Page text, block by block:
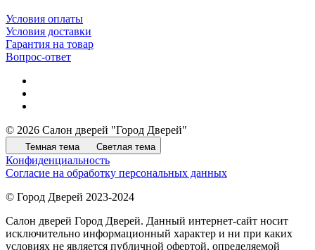
Условия оплаты
Условия доставки
Гарантия на товар
Вопрос-ответ
© 2026 Салон дверей "Город Дверей"
Темная тема Светлая тема
Конфиденциальность
Согласие на обработку персональных данных
© Город Дверей 2023-2024
Салон дверей Город Дверей. Данный интернет-сайт носит
исключительно информационный характер и ни при каких
условиях не является публичной офертой, определяемой